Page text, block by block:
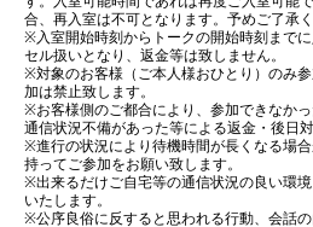
合、再入室は不可となります。予めご了承く
※入室開始時刻からトークの開始時刻まで
セル扱いとなり、返金等は致しません。
※対象のお客様（ご本人様おひとり）のみ
加は禁止致します。
※お客様側のご都合により、参加できなか
通信状況不備があった等による返金・後日
※進行の状況により待機時間が長くなる場
持ってご参加をお願い致します。
※出来るだけご自宅等の通信状況の良い環
いたします。
※公序良俗に反すると思われる行動、会話